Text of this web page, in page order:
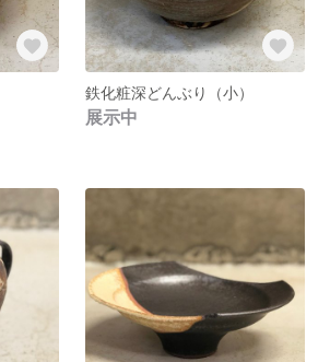
鉄化粧深どんぶり（小）
展示中